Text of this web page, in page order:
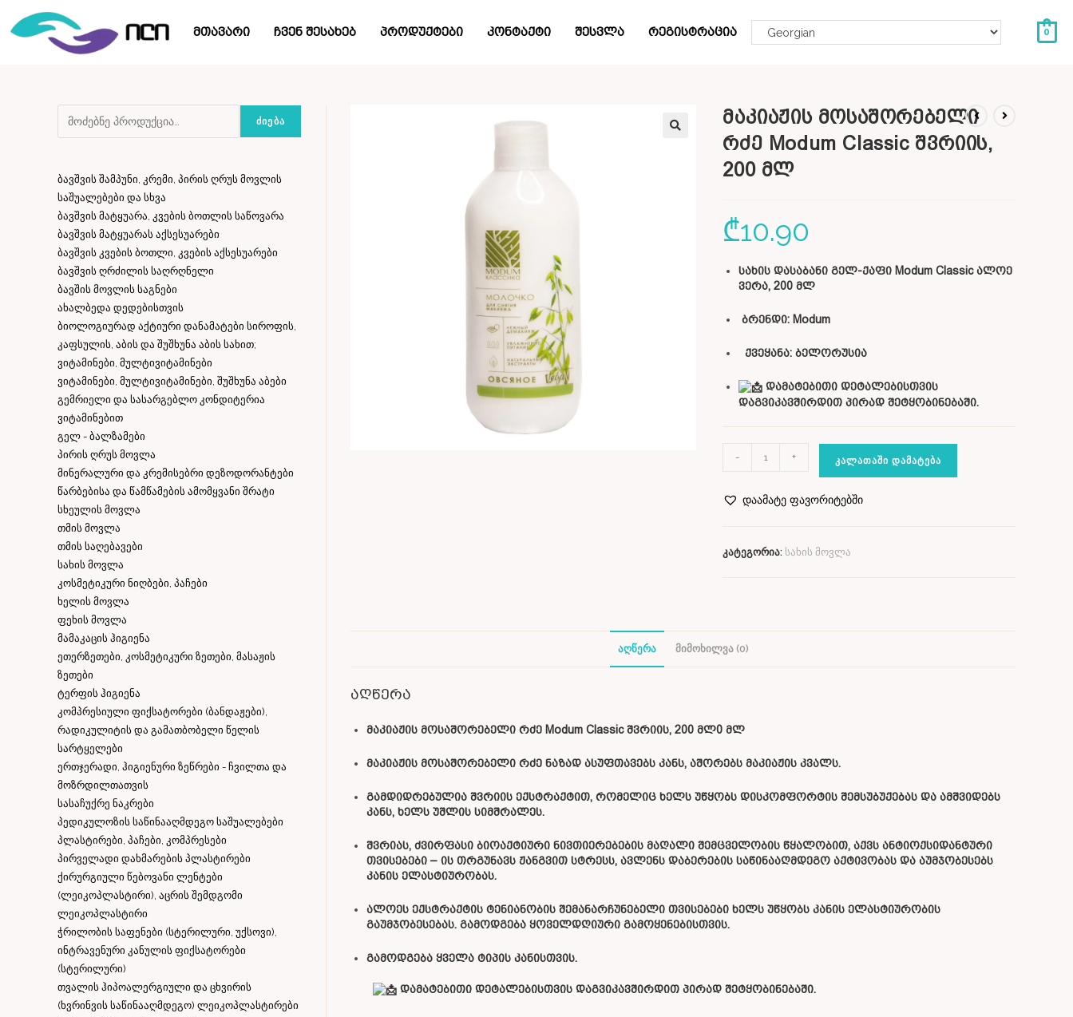
მთავარი ჩვენ შესახებ პროდუქტები კონტაქტი შესვლა რეგისტრაცია 0
მაკიაჟის მოსაშორებელი
რძე Modum Classic შვრიის,
200 მლ
₾10.90
სახის დასაბანი გელ-ქაფი Modum Classic ალოე
ვერა, 200 მლ
ბრენდი: Modum
ქვეყანა: ბელორუსია
დამატებითი დეტალებისთვის
დაგვიკავშირდით პირად შეტყობინებაში.
- + ᲙᲐᲚᲐᲗᲐᲨᲘ ᲓᲐᲛᲐᲢᲔᲑᲐ
დაამატე ფავორიტებში
კატეგორია: სახის მოვლა
ᲐᲦᲬᲔᲠᲐ ᲛᲘᲛᲝᲮᲘᲚᲕᲐ (0)
აღწერა
მაკიაჟის მოსაშორებელი რძე Modum Classic შვრიის, 200 მლ0 მლ
მაკიაჟის მოსაშორებელი რძე ნაზად ასუფთავებს კანს, აშორებს მაკიაჟის კვალს.
გამდიდრებულია შვრიის ექსტრაქტით, რომელიც ხელს უწყობს დისკომფორტის შემსუბუქებას და ამშვიდებს
კანს, ხელს უშლის სიმშრალეს.
შვრიას, ძვირფასი ბიოაქტიური ნივთიერებების მაღალი შემცველობის წყალობით, აქვს ანტიოქსიდანტური
თვისებები – ის თრგუნავს ჟანგვით სტრესს, ავლენს დაბერების საწინააღმდეგო აქტივობას და აუმჯობესებს
კანის ელასტიურობას.
ალოეს ექსტრაქტის ტენიანობის შემანარჩუნებელი თვისებები ხელს უწყობს კანის ელასტიურობის
გაუმჯობესებას. გამოდგება ყოველდღიური გამოყენებისთვის.
გამოდგება ყველა ტიპის კანისთვის.
დამატებითი დეტალებისთვის დაგვიკავშირდით პირად შეტყობინებაში.
ᲫᲘᲔᲑᲐ
ბავშვის შამპუნი, კრემი, პირის ღრუს მოვლის
საშუალებები და სხვა
ბავშვის მატყუარა, კვების ბოთლის საწოვარა
ბავშვის მატყუარას აქსესუარები
ბავშვის კვების ბოთლი, კვების აქსესუარები
ბავშვის ღრძილის საღრღნელი
ბავშის მოვლის საგნები
ახალბედა დედებისთვის
ბიოლოგიურად აქტიური დანამატები სიროფის,
კაფსულის, აბის და შუშხუნა აბის სახით;
ვიტამინები, მულტივიტამინები
ვიტამინები, მულტივიტამინები, შუშხუნა აბები
გემრიელი და სასარგებლო კონდიტერია
ვიტამინებით
გელ - ბალზამები
პირის ღრუს მოვლა
მინერალური და კრემისებრი დეზოდორანტები
წარბებისა და წამწამების ამომყვანი შრატი
სხეულის მოვლა
თმის მოვლა
თმის საღებავები
სახის მოვლა
კოსმეტიკური ნიღბები, პაჩები
ხელის მოვლა
ფეხის მოვლა
მამაკაცის ჰიგიენა
ეთერზეთები, კოსმეტიკური ზეთები, მასაჟის
ზეთები
ტერფის ჰიგიენა
კომპრესიული ფიქსატორები (ბანდაჟები),
რადიკულიტის და გამათბობელი წელის
სარტყელები
ერთჯერადი, ჰიგიენური ზეწრები - ჩვილთა და
მოზრდილთათვის
სასაჩუქრე ნაკრები
პედიკულოზის საწინააღმდეგო საშუალებები
პლასტირები, პაჩები, კომპრესები
პირველადი დახმარების პლასტირები
ქირურგიული წებოვანი ლენტები
(ლეიკოპლასტირი), აცრის შემდგომი
ლეიკოპლასტირი
ჭრილობის საფენები (სტერილური, უქსოვი),
ინტრავენური კანულის ფიქსატორები
(სტერილური)
თვალის ჰიპოალერგიული და ცხვირის
(ხვრინვის საწინააღმდეგო) ლეიკოპლასტირები